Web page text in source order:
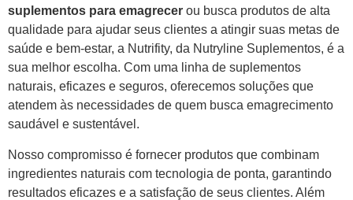
suplementos para emagrecer ou busca produtos de alta
qualidade para ajudar seus clientes a atingir suas metas de
saúde e bem-estar, a Nutrifity, da Nutryline Suplementos, é a
sua melhor escolha. Com uma linha de suplementos
naturais, eficazes e seguros, oferecemos soluções que
atendem às necessidades de quem busca emagrecimento
saudável e sustentável.
Nosso compromisso é fornecer produtos que combinam
ingredientes naturais com tecnologia de ponta, garantindo
resultados eficazes e a satisfação de seus clientes. Além